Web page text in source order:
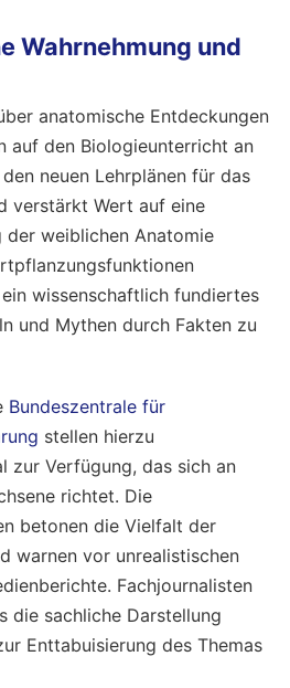
Wahrnehmung und
anatomische Entdeckungen
auf den Biologieunterricht an
neuen Lehrplänen für das
verstärkt Wert auf eine
weiblichen Anatomie
wissenschaftlich fundiertes
und Mythen durch Fakten zu
Bundeszentrale für
stellen hierzu
zur Verfügung, das sich an
richtet. Die
betonen die Vielfalt der
warnen vor unrealistischen
Fachjournalisten
die sachliche Darstellung
Enttabuisierung des Themas